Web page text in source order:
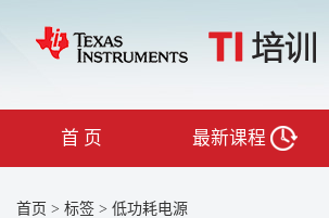
首 页 最新课程
首页 > 标签 > 低功耗电源